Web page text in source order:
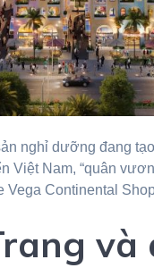
nghỉ dưỡng đang
Việt Nam, “quân
Vega Continental
và